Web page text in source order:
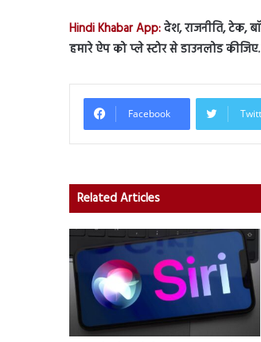
Hindi Khabar App:देश, राजनीति, टेक,
हमारे ऐप को प्ले स्टोर से डाउनलोड कीजिए.
Facebook
Related Articles